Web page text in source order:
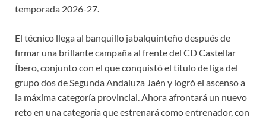
temporada 2026-27.
El técnico llega al banquillo jabalquinteño después de
firmar una brillante campaña al frente del CD Castellar
Íbero, conjunto con el que conquistó el título de liga del
grupo dos de Segunda Andaluza Jaén y logró el ascenso a
la máxima categoría provincial. Ahora afrontará un nuevo
reto en una categoría que estrenará como entrenador, con